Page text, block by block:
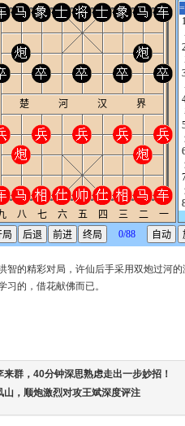
智的精彩对局，许仙后手采用双炮过河
习的，借花献佛而已。
来群，40分钟深思熟虑走出一步妙招！
山，顺炮激烈对攻王斌深度评注